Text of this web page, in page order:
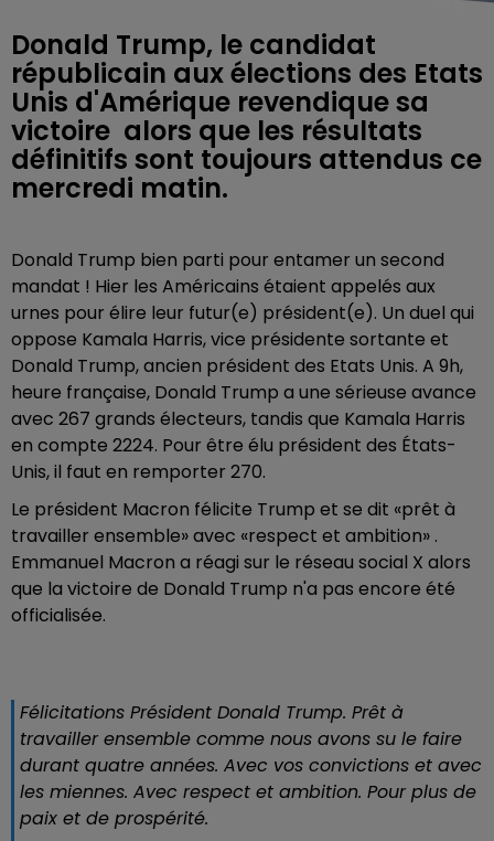
Donald Trump, le candidat
républicain aux élections des Etats
Unis d'Amérique revendique sa
victoire alors que les résultats
définitifs sont toujours attendus ce
mercredi matin.
Donald Trump bien parti pour entamer un second
mandat ! Hier les Américains étaient appelés aux
urnes pour élire leur futur(e) président(e). Un duel qui
oppose Kamala Harris, vice présidente sortante et
Donald Trump, ancien président des Etats Unis. A 9h,
heure française, Donald Trump a une sérieuse avance
avec 267 grands électeurs, tandis que Kamala Harris
en compte 2224. Pour être élu président des États-
Unis, il faut en remporter 270.
Le président Macron félicite Trump et se dit «prêt à
travailler ensemble» avec «respect et ambition» .
Emmanuel Macron a réagi sur le réseau social X alors
que la victoire de Donald Trump n'a pas encore été
officialisée.
Félicitations Président Donald Trump. Prêt à
travailler ensemble comme nous avons su le faire
durant quatre années. Avec vos convictions et avec
les miennes. Avec respect et ambition. Pour plus de
paix et de prospérité.